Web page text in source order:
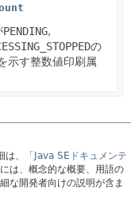
PENDING,
の
示す整数値印刷属
、
「Java SEドキュメンテ
は、概念的な概要、用語の
な開発者向けの説明が含ま